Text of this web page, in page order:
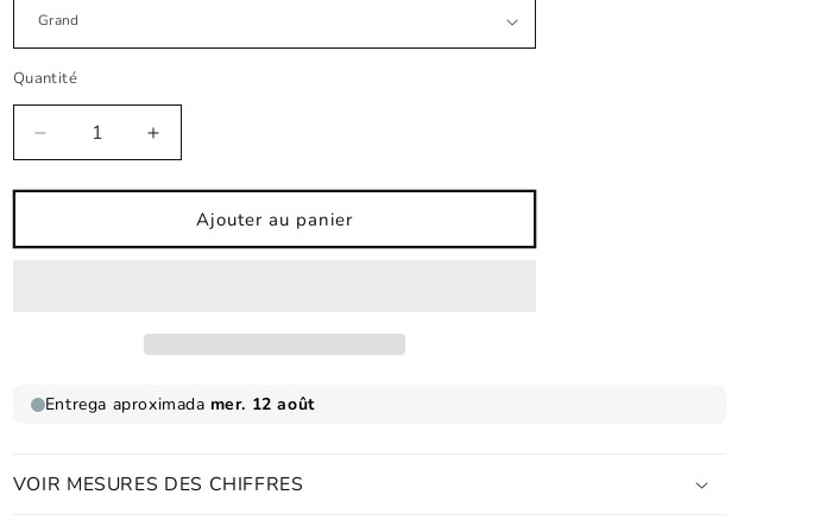
Quantité
Réduire
la
quantité
Sticker
majuscule
Q
Augmenter
la
quantité
Sticker
majuscule
Q
Ajouter au panier
VOIR MESURES DES CHIFFRES